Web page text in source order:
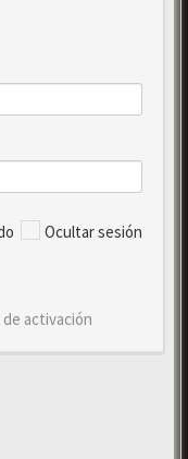
Ocultar sesión
de activación